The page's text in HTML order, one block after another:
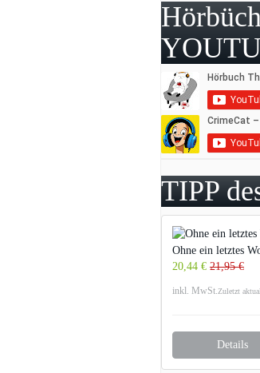
TIPP
Ohne ein letztes
20,44 € 21,95 €
inkl. MwSt.Zuletzt
Details